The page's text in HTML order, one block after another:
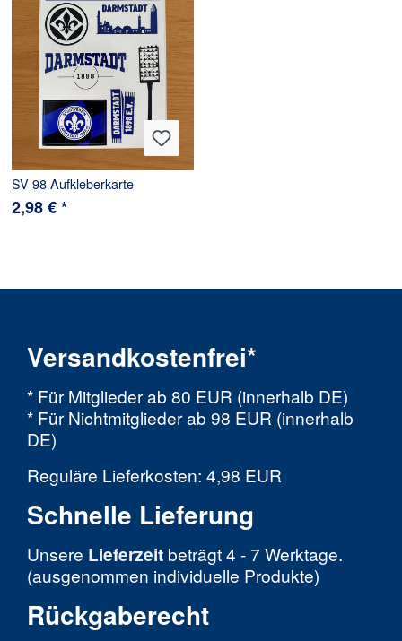
SV 98 Aufkleberkarte
2,98 € *
Versandkostenfrei*
* Für Mitglieder ab 80 EUR (innerhalb DE)
* Für Nichtmitglieder ab 98 EUR (innerhalb
DE)
Reguläre Lieferkosten: 4,98 EUR
Schnelle Lieferung
Unsere Lieferzeit beträgt 4 - 7 Werktage.
(ausgenommen individuelle Produkte)
Rückgaberecht